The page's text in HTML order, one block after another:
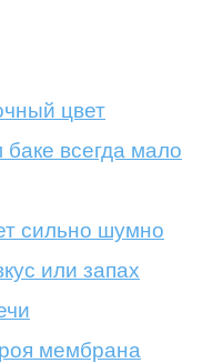
цвет
всегда мало
сильно шумно
или запах
мембрана